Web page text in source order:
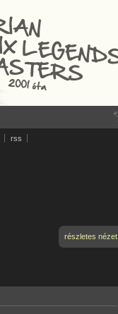
rss
részletes nézet